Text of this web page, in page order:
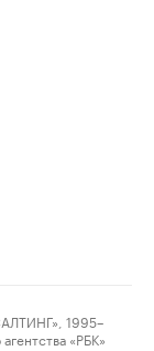
1995–
«РБК»